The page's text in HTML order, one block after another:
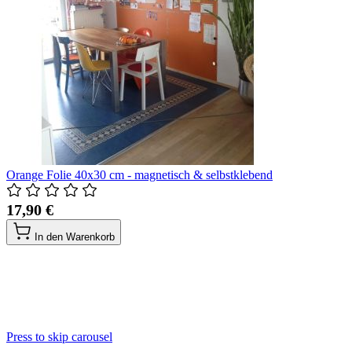
Orange Folie 40x30 cm - magnetisch & selbstklebend
17,90 €
In den Warenkorb
Press to skip carousel